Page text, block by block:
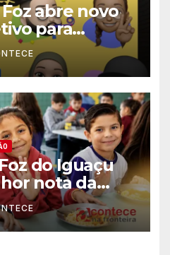
abre novo
para
do Iguaçu
nota da